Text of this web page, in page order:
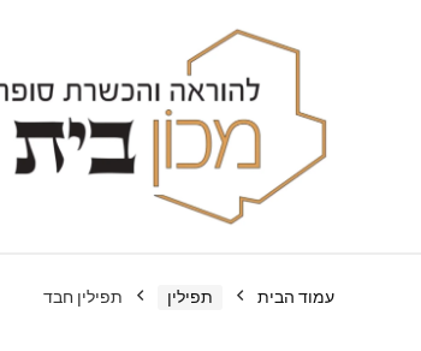
עמוד הבית תפילין תפילין חבד